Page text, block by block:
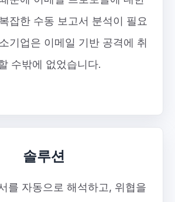
잡한 수동 보고서 분석이 필요
기업은 이메일 기반 공격에 취
수밖에 없었습니다.
솔루션
를 자동으로 해석하고, 위협을